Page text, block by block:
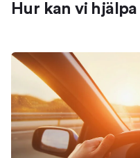
Hur kan vi hjälpa dig?
Jämför och byt
Jämför
Byt försäkring
Ta reda på vilken
Spara pengar
Hur kan vi